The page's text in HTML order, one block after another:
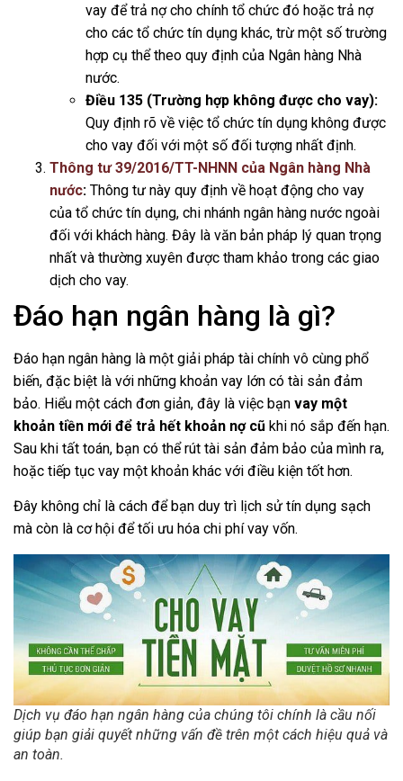
vay để trả nợ cho chính tổ chức đó hoặc trả nợ
cho các tổ chức tín dụng khác, trừ một số trường
hợp cụ thể theo quy định của Ngân hàng Nhà
nước.
Điều 135 (Trường hợp không được cho vay):
Quy định rõ về việc tổ chức tín dụng không được
cho vay đối với một số đối tượng nhất định.
Thông tư 39/2016/TT-NHNN của Ngân hàng Nhà
nước: Thông tư này quy định về hoạt động cho vay
của tổ chức tín dụng, chi nhánh ngân hàng nước ngoài
đối với khách hàng. Đây là văn bản pháp lý quan trọng
nhất và thường xuyên được tham khảo trong các giao
dịch cho vay.
Đáo hạn ngân hàng là gì?
Đáo hạn ngân hàng là một giải pháp tài chính vô cùng phổ
biến, đặc biệt là với những khoản vay lớn có tài sản đảm
bảo. Hiểu một cách đơn giản, đây là việc bạn vay một
khoản tiền mới để trả hết khoản nợ cũ khi nó sắp đến hạn.
Sau khi tất toán, bạn có thể rút tài sản đảm bảo của mình ra,
hoặc tiếp tục vay một khoản khác với điều kiện tốt hơn.
Đây không chỉ là cách để bạn duy trì lịch sử tín dụng sạch
mà còn là cơ hội để tối ưu hóa chi phí vay vốn.
Dịch vụ đáo hạn ngân hàng của chúng tôi chính là cầu nối
giúp bạn giải quyết những vấn đề trên một cách hiệu quả và
an toàn.